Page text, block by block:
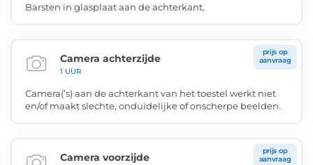
Barsten in glasplaat aan de achterkant.
Camera achterzijde
1 UUR
prijs op
aanvraag
Camera(’s) aan de achterkant van het toestel werkt niet
en/of maakt slechte, onduidelijke of onscherpe beelden.
Camera voorzijde
prijs op
aanvraag